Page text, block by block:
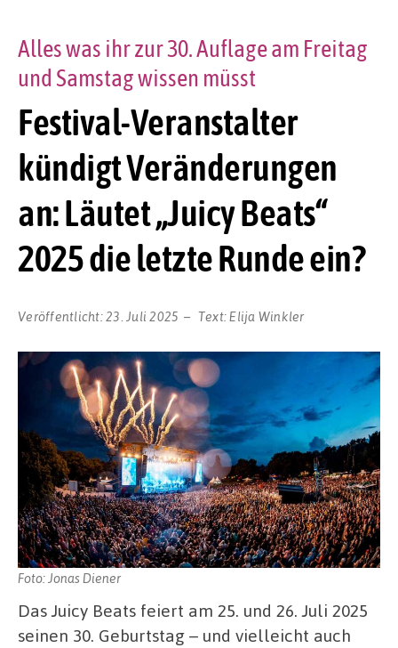
Festival-Veranstalter
kündigt Veränderungen
an: Läutet „Juicy Beats“
2025 die letzte Runde ein?
Alles was ihr zur 30. Auflage am Freitag
und Samstag wissen müsst
Veröffentlicht:23. Juli 2025 Text:Elija Winkler
Foto: Jonas Diener
Das Juicy Beats feiert am 25. und 26. Juli 2025
seinen 30. Geburtstag – und vielleicht auch